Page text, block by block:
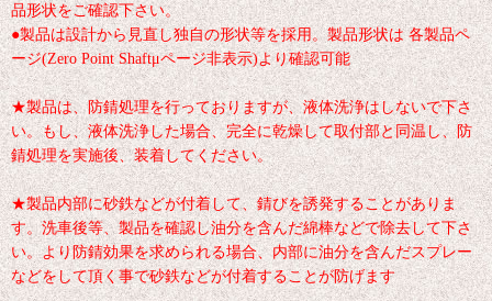
品形状をご確認下さい。
●製品は設計から見直し独自の形状等を採用。製品形状は 各製品ペ
ージ(Zero Point Shaftμページ非表示)より確認可能
★製品は、防錆処理を行っておりますが、液体洗浄はしないで下さ
い。もし、液体洗浄した場合、完全に乾燥して取付部と同温し、防
錆処理を実施後、装着してください。
★製品内部に砂鉄などが付着して、錆びを誘発することがありま
す。洗車後等、製品を確認し油分を含んだ綿棒などで除去して下さ
い。より防錆効果を求められる場合、内部に油分を含んだスプレー
などをして頂く事で砂鉄などが付着することが防げます